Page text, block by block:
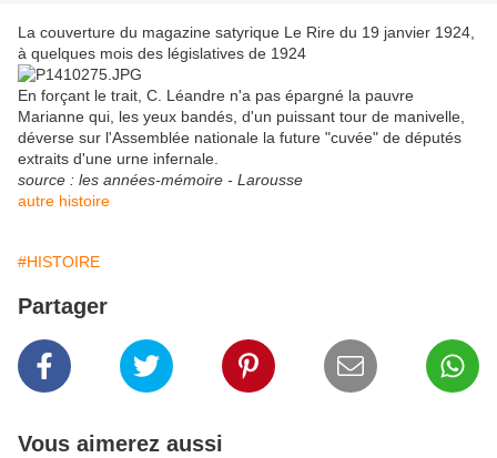
La couverture du magazine satyrique Le Rire du 19 janvier 1924,
à quelques mois des législatives de 1924
En forçant le trait, C. Léandre n'a pas épargné la pauvre
Marianne qui, les yeux bandés, d'un puissant tour de manivelle,
déverse sur l'Assemblée nationale la future "cuvée" de députés
extraits d'une urne infernale.
source : les années-mémoire - Larousse
autre histoire
#HISTOIRE
Partager
Vous aimerez aussi